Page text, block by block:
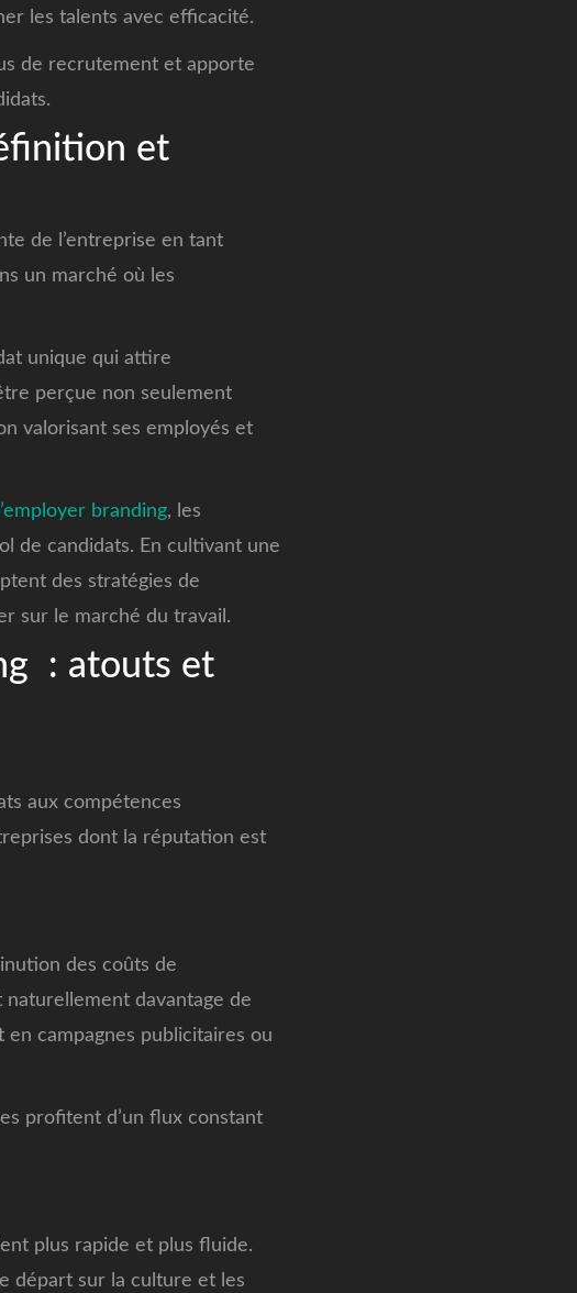
les talents avec efficacité.
de recrutement et apporte
et
de l’entreprise en tant
un marché où les
unique qui attire
perçue non seulement
valorisant ses employés et
branding, les
de candidats. En cultivant une
des stratégies de
sur le marché du travail.
: atouts et
aux compétences
dont la réputation est
des coûts de
naturellement davantage de
campagnes publicitaires ou
profitent d’un flux constant
plus rapide et plus fluide.
départ sur la culture et les